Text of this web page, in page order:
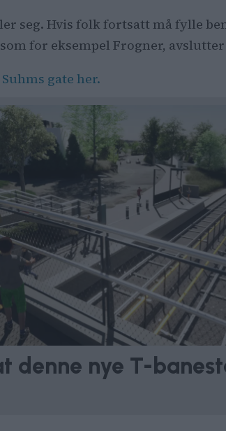
seg. Hvis folk fortsatt må fylle
for eksempel Frogner,
gate her.
denne nye T-